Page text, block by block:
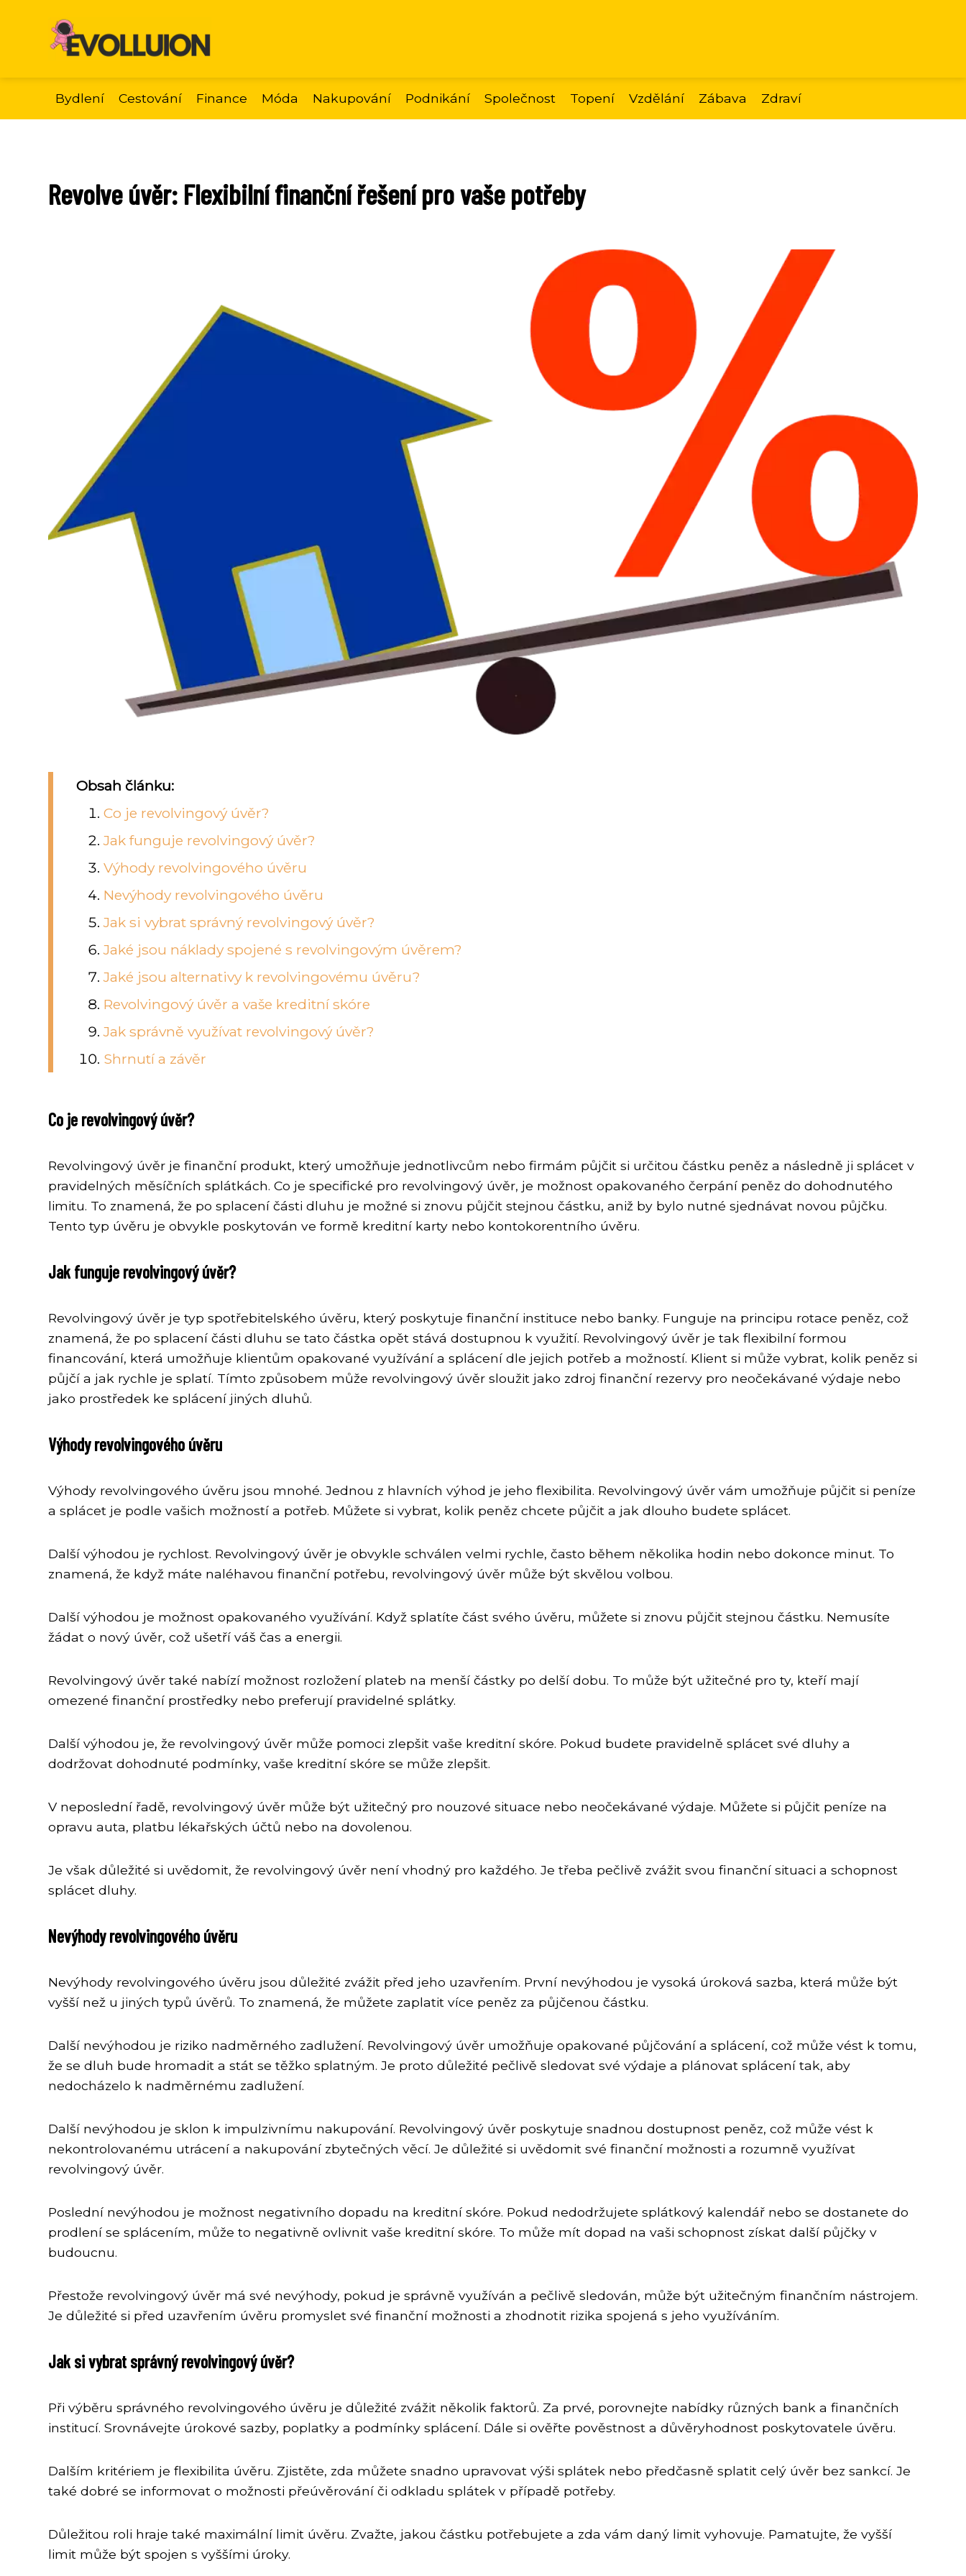
Bydlení Cestování Finance Móda Nakupování Podnikání Společnost Topení Vzdělání Zábava Zdraví
Revolve úvěr: Flexibilní finanční řešení pro vaše potřeby
Obsah článku:
Co je revolvingový úvěr?
Jak funguje revolvingový úvěr?
Výhody revolvingového úvěru
Nevýhody revolvingového úvěru
Jak si vybrat správný revolvingový úvěr?
Jaké jsou náklady spojené s revolvingovým úvěrem?
Jaké jsou alternativy k revolvingovému úvěru?
Revolvingový úvěr a vaše kreditní skóre
Jak správně využívat revolvingový úvěr?
Shrnutí a závěr
Co je revolvingový úvěr?
Revolvingový úvěr je finanční produkt, který umožňuje jednotlivcům nebo firmám půjčit si určitou částku peněz a následně ji splácet v
pravidelných měsíčních splátkách. Co je specifické pro revolvingový úvěr, je možnost opakovaného čerpání peněz do dohodnutého
limitu. To znamená, že po splacení části dluhu je možné si znovu půjčit stejnou částku, aniž by bylo nutné sjednávat novou půjčku.
Tento typ úvěru je obvykle poskytován ve formě kreditní karty nebo kontokorentního úvěru.
Jak funguje revolvingový úvěr?
Revolvingový úvěr je typ spotřebitelského úvěru, který poskytuje finanční instituce nebo banky. Funguje na principu rotace peněz, což
znamená, že po splacení části dluhu se tato částka opět stává dostupnou k využití. Revolvingový úvěr je tak flexibilní formou
financování, která umožňuje klientům opakované využívání a splácení dle jejich potřeb a možností. Klient si může vybrat, kolik peněz si
půjčí a jak rychle je splatí. Tímto způsobem může revolvingový úvěr sloužit jako zdroj finanční rezervy pro neočekávané výdaje nebo
jako prostředek ke splácení jiných dluhů.
Výhody revolvingového úvěru
Výhody revolvingového úvěru jsou mnohé. Jednou z hlavních výhod je jeho flexibilita. Revolvingový úvěr vám umožňuje půjčit si peníze
a splácet je podle vašich možností a potřeb. Můžete si vybrat, kolik peněz chcete půjčit a jak dlouho budete splácet.
Další výhodou je rychlost. Revolvingový úvěr je obvykle schválen velmi rychle, často během několika hodin nebo dokonce minut. To
znamená, že když máte naléhavou finanční potřebu, revolvingový úvěr může být skvělou volbou.
Další výhodou je možnost opakovaného využívání. Když splatíte část svého úvěru, můžete si znovu půjčit stejnou částku. Nemusíte
žádat o nový úvěr, což ušetří váš čas a energii.
Revolvingový úvěr také nabízí možnost rozložení plateb na menší částky po delší dobu. To může být užitečné pro ty, kteří mají
omezené finanční prostředky nebo preferují pravidelné splátky.
Další výhodou je, že revolvingový úvěr může pomoci zlepšit vaše kreditní skóre. Pokud budete pravidelně splácet své dluhy a
dodržovat dohodnuté podmínky, vaše kreditní skóre se může zlepšit.
V neposlední řadě, revolvingový úvěr může být užitečný pro nouzové situace nebo neočekávané výdaje. Můžete si půjčit peníze na
opravu auta, platbu lékařských účtů nebo na dovolenou.
Je však důležité si uvědomit, že revolvingový úvěr není vhodný pro každého. Je třeba pečlivě zvážit svou finanční situaci a schopnost
splácet dluhy.
Nevýhody revolvingového úvěru
Nevýhody revolvingového úvěru jsou důležité zvážit před jeho uzavřením. První nevýhodou je vysoká úroková sazba, která může být
vyšší než u jiných typů úvěrů. To znamená, že můžete zaplatit více peněz za půjčenou částku.
Další nevýhodou je riziko nadměrného zadlužení. Revolvingový úvěr umožňuje opakované půjčování a splácení, což může vést k tomu,
že se dluh bude hromadit a stát se těžko splatným. Je proto důležité pečlivě sledovat své výdaje a plánovat splácení tak, aby
nedocházelo k nadměrnému zadlužení.
Další nevýhodou je sklon k impulzivnímu nakupování. Revolvingový úvěr poskytuje snadnou dostupnost peněz, což může vést k
nekontrolovanému utrácení a nakupování zbytečných věcí. Je důležité si uvědomit své finanční možnosti a rozumně využívat
revolvingový úvěr.
Poslední nevýhodou je možnost negativního dopadu na kreditní skóre. Pokud nedodržujete splátkový kalendář nebo se dostanete do
prodlení se splácením, může to negativně ovlivnit vaše kreditní skóre. To může mít dopad na vaši schopnost získat další půjčky v
budoucnu.
Přestože revolvingový úvěr má své nevýhody, pokud je správně využíván a pečlivě sledován, může být užitečným finančním nástrojem.
Je důležité si před uzavřením úvěru promyslet své finanční možnosti a zhodnotit rizika spojená s jeho využíváním.
Jak si vybrat správný revolvingový úvěr?
Při výběru správného revolvingového úvěru je důležité zvážit několik faktorů. Za prvé, porovnejte nabídky různých bank a finančních
institucí. Srovnávejte úrokové sazby, poplatky a podmínky splácení. Dále si ověřte pověstnost a důvěryhodnost poskytovatele úvěru.
Dalším kritériem je flexibilita úvěru. Zjistěte, zda můžete snadno upravovat výši splátek nebo předčasně splatit celý úvěr bez sankcí. Je
také dobré se informovat o možnosti přeúvěrování či odkladu splátek v případě potřeby.
Důležitou roli hraje také maximální limit úvěru. Zvažte, jakou částku potřebujete a zda vám daný limit vyhovuje. Pamatujte, že vyšší
limit může být spojen s vyššími úroky.